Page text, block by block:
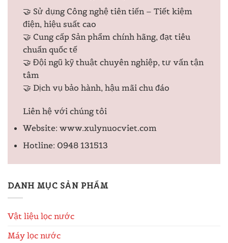
🤝 Sử dụng Công nghệ tiên tiến – Tiết kiệm
điện, hiệu suất cao
🤝 Cung cấp Sản phẩm chính hãng, đạt tiêu
chuẩn quốc tế
🤝 Đội ngũ kỹ thuật chuyên nghiệp, tư vấn tận
tâm
🤝 Dịch vụ bảo hành, hậu mãi chu đáo
Liên hệ với chúng tôi
Website: www.xulynuocviet.com
Hotline: 0948 131513
DANH MỤC SẢN PHẨM
Vật liệu lọc nước
Máy lọc nước